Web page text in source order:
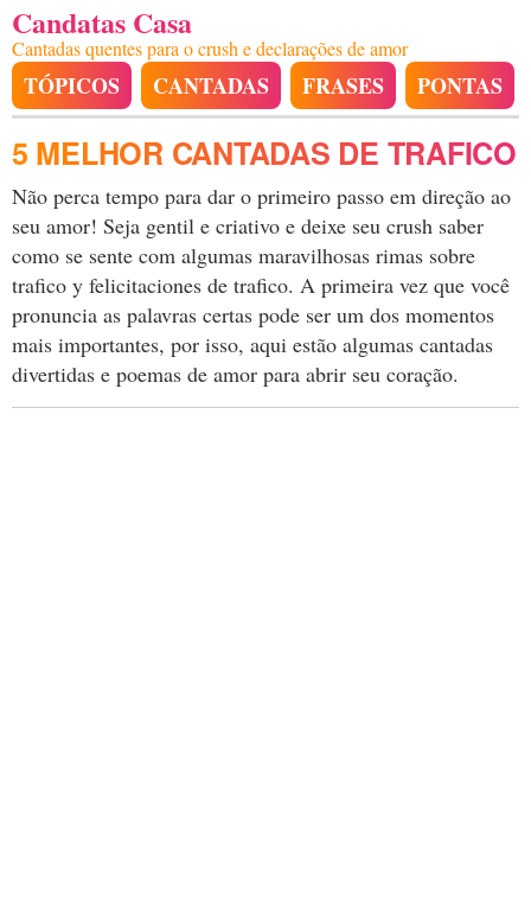
Candatas Casa
Cantadas quentes para o crush e declarações de amor
TÓPICOS CANTADAS FRASES PONTAS
5 MELHOR CANTADAS DE TRAFICO
Não perca tempo para dar o primeiro passo em direção ao
seu amor! Seja gentil e criativo e deixe seu crush saber
como se sente com algumas maravilhosas rimas sobre
trafico y felicitaciones de trafico. A primeira vez que você
pronuncia as palavras certas pode ser um dos momentos
mais importantes, por isso, aqui estão algumas cantadas
divertidas e poemas de amor para abrir seu coração.